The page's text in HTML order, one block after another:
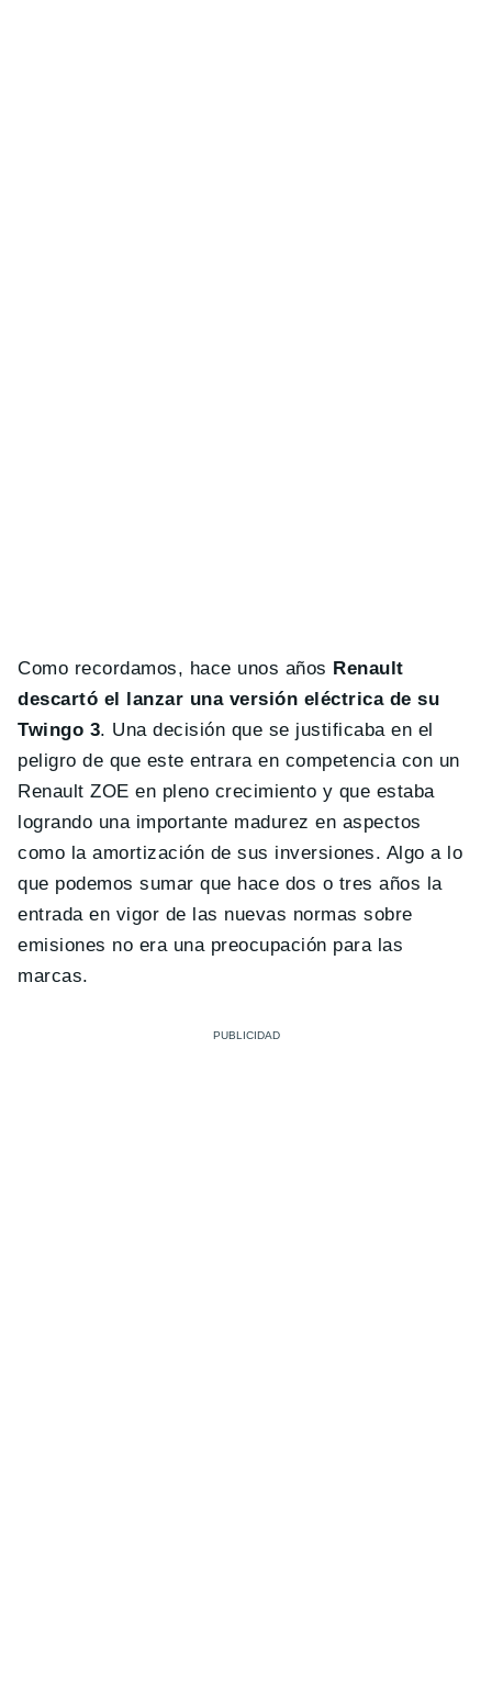
Como recordamos, hace unos años Renault
descartó el lanzar una versión eléctrica de su
Twingo 3. Una decisión que se justificaba en el
peligro de que este entrara en competencia con un
Renault ZOE en pleno crecimiento y que estaba
logrando una importante madurez en aspectos
como la amortización de sus inversiones. Algo a lo
que podemos sumar que hace dos o tres años la
entrada en vigor de las nuevas normas sobre
emisiones no era una preocupación para las
marcas.